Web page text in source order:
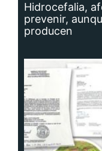
Hidrocefalia,
prevenir,
producen